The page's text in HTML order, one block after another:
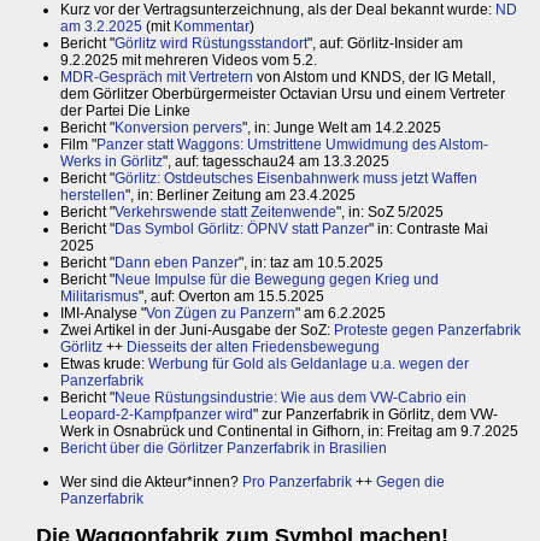
Kurz vor der Vertragsunterzeichnung, als der Deal bekannt wurde: ND
am 3.2.2025 (mit Kommentar)
Bericht "Görlitz wird Rüstungsstandort", auf: Görlitz-Insider am
9.2.2025 mit mehreren Videos vom 5.2.
MDR-Gespräch mit Vertretern von Alstom und KNDS, der IG Metall,
dem Görlitzer Oberbürgermeister Octavian Ursu und einem Vertreter
der Partei Die Linke
Bericht "Konversion pervers", in: Junge Welt am 14.2.2025
Film "Panzer statt Waggons: Umstrittene Umwidmung des Alstom-
Werks in Görlitz", auf: tagesschau24 am 13.3.2025
Bericht "Görlitz: Ostdeutsches Eisenbahnwerk muss jetzt Waffen
herstellen", in: Berliner Zeitung am 23.4.2025
Bericht "Verkehrswende statt Zeitenwende", in: SoZ 5/2025
Bericht "Das Symbol Görlitz: ÖPNV statt Panzer" in: Contraste Mai
2025
Bericht "Dann eben Panzer", in: taz am 10.5.2025
Bericht "Neue Impulse für die Bewegung gegen Krieg und
Militarismus", auf: Overton am 15.5.2025
IMI-Analyse "Von Zügen zu Panzern" am 6.2.2025
Zwei Artikel in der Juni-Ausgabe der SoZ: Proteste gegen Panzerfabrik
Görlitz ++ Diesseits der alten Friedensbewegung
Etwas krude: Werbung für Gold als Geldanlage u.a. wegen der
Panzerfabrik
Bericht "Neue Rüstungsindustrie: Wie aus dem VW-Cabrio ein
Leopard-2-Kampfpanzer wird" zur Panzerfabrik in Görlitz, dem VW-
Werk in Osnabrück und Continental in Gifhorn, in: Freitag am 9.7.2025
Bericht über die Görlitzer Panzerfabrik in Brasilien
Wer sind die Akteur*innen? Pro Panzerfabrik ++ Gegen die
Panzerfabrik